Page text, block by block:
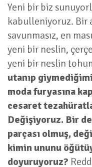
Yeni bir biz
kabulleniyoruz. Bir
savunmasız, en
yeni bir neslin,
yeni bir neslin
utanıp
moda furyasına
cesaret
Değişiyoruz. Bir
parçası olmuş,
kimin ununu
doyuruyoruz?